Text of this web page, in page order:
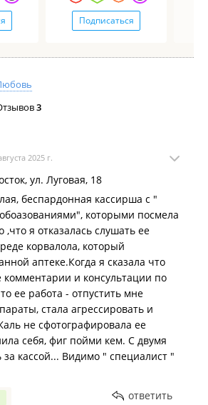
Подписаться
3
2025 г.
ул. Луговая, 18
беспардонная кассирша с "
которыми посмела
,что я отказалась слушать ее
корвалола, который
аптеке.Когда я сказала что
и консультации по
ее работа - отпустить мне
стала агрессировать и
не сфотографировала ее
себя, фиг пойми кем. С двумя
кассой... Видимо " специалист "
ответить